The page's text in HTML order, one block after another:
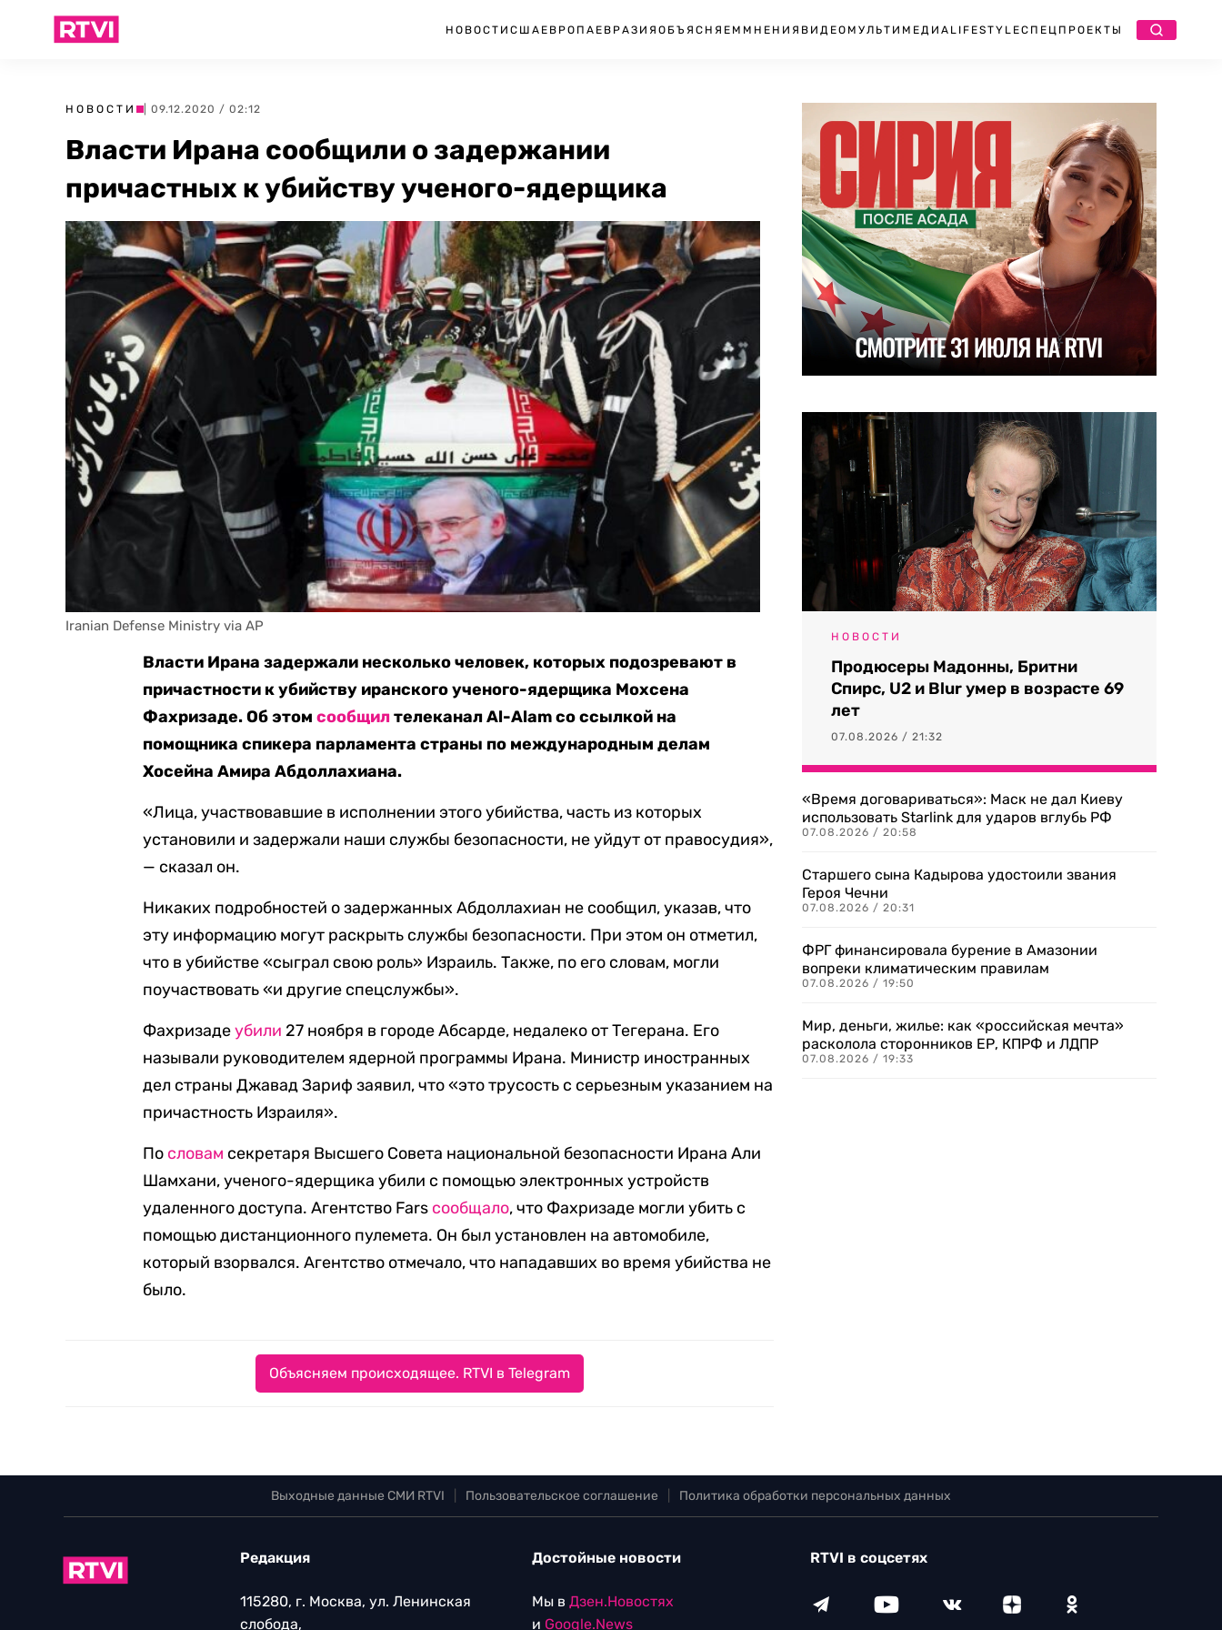
НОВОСТИ США ЕВРОПА ЕВРАЗИЯ ОБЪЯСНЯЕМ МНЕНИЯ ВИДЕО МУЛЬТИМЕДИА LIFESTYLEСПЕЦПРОЕКТЫ
НОВОСТИ | 09.12.2020 / 02:12
Власти Ирана сообщили о задержании
причастных к убийству ученого-ядерщика
Iranian Defense Ministry via AP
Власти Ирана задержали несколько человек, которых подозревают в
причастности к убийству иранского ученого-ядерщика Мохсена
Фахризаде. Об этомсообщилтелеканал Al-Alam со ссылкой на
помощника спикера парламента страны по международным делам
Хосейна Амира Абдоллахиана.
«Лица, участвовавшие в исполнении этого убийства, часть из которых
установили и задержали наши службы безопасности, не уйдут от правосудия»,
— сказал он.
Никаких подробностей о задержанных Абдоллахиан не сообщил, указав, что
эту информацию могут раскрыть службы безопасности. При этом он отметил,
что в убийстве «сыграл свою роль» Израиль. Также, по его словам, могли
поучаствовать «и другие спецслужбы».
Фахризадеубили 27 ноября в городе Абсарде, недалеко от Тегерана. Его
называли руководителем ядерной программы Ирана. Министр иностранных
дел страны Джавад Зариф заявил, что «это трусость с серьезным указанием на
причастность Израиля».
По словам секретаря Высшего Совета национальной безопасности Ирана Али
Шамхани, ученого-ядерщика убили с помощью электронных устройств
удаленного доступа. Агентство Fars сообщало, что Фахризаде могли убить с
помощью дистанционного пулемета. Он был установлен на автомобиле,
который взорвался. Агентство отмечало, что нападавших во время убийства не
было.
Объясняем происходящее. RTVI в Telegram
НОВОСТИ
Продюсеры Мадонны, Бритни
Спирс, U2 и Blur умер в возрасте 69
лет
07.08.2026 / 21:32
«Время договариваться»: Маск не дал Киеву
использовать Starlink для ударов вглубь РФ
07.08.2026 / 20:58
Старшего сына Кадырова удостоили звания
Героя Чечни
07.08.2026 / 20:31
ФРГ финансировала бурение в Амазонии
вопреки климатическим правилам
07.08.2026 / 19:50
Мир, деньги, жилье: как «российская мечта»
расколола сторонников ЕР, КПРФ и ЛДПР
07.08.2026 / 19:33
Выходные данные СМИ RTVI Пользовательское соглашение Политика обработки персональных данных
Редакция
115280, г. Москва, ул. Ленинская
слобода,
Достойные новости
Мы в Дзен.Новостях
и Google.News
RTVI в соцсетях